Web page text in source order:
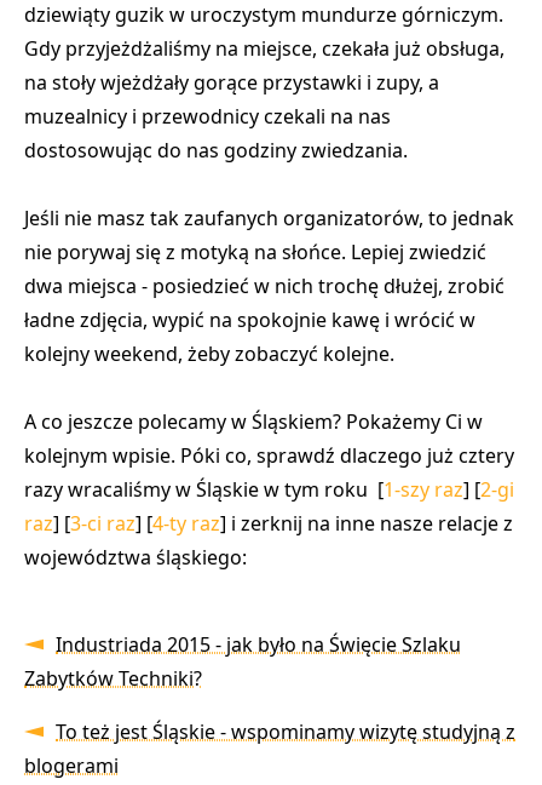
dziewiąty guzik w uroczystym mundurze górniczym.
Gdy przyjeżdżaliśmy na miejsce, czekała już obsługa,
na stoły wjeżdżały gorące przystawki i zupy, a
muzealnicy i przewodnicy czekali na nas
dostosowując do nas godziny zwiedzania.
Jeśli nie masz tak zaufanych organizatorów, to jednak
nie porywaj się z motyką na słońce. Lepiej zwiedzić
dwa miejsca - posiedzieć w nich trochę dłużej, zrobić
ładne zdjęcia, wypić na spokojnie kawę i wrócić w
kolejny weekend, żeby zobaczyć kolejne.
A co jeszcze polecamy w Śląskiem? Pokażemy Ci w
kolejnym wpisie. Póki co, sprawdź dlaczego już cztery
razy wracaliśmy w Śląskie w tym roku [1-szy raz] [2-gi
raz] [3-ci raz] [4-ty raz] i zerknij na inne nasze relacje z
województwa śląskiego:
Industriada 2015 - jak było na Święcie Szlaku
Zabytków Techniki?
To też jest Śląskie - wspominamy wizytę studyjną z
blogerami